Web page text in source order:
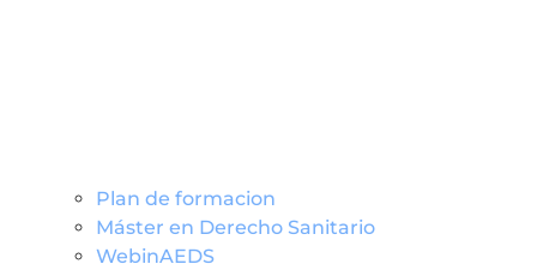
Plan de formacion
Máster en Derecho Sanitario
WebinAEDS